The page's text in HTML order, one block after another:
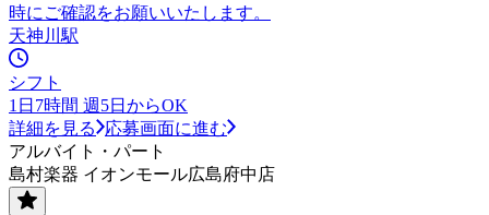
時にご確認をお願いいたします。
天神川駅
シフト
1日7時間 週5日からOK
詳細を見る
応募画面に進む
アルバイト・パート
島村楽器 イオンモール広島府中店